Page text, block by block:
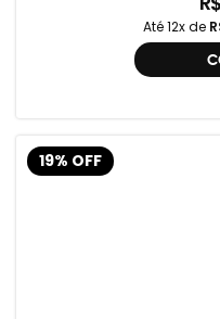
Até 12x de
19% OFF